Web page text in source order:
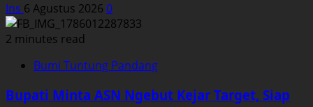
Ins 6 Agustus 2026 0
2 minutes read
Bumi Tuntung Pandang
Bupati Minta ASN Ngebut Kejar Target, Siap